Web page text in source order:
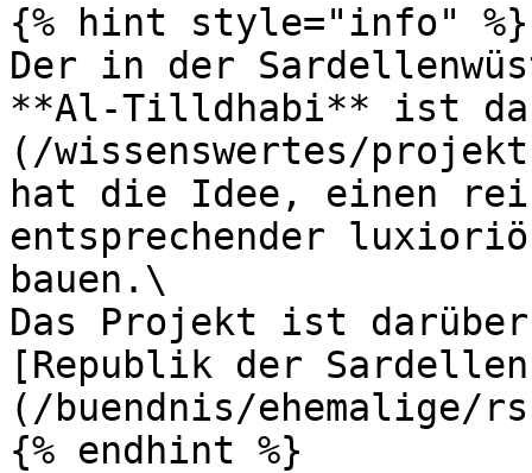
{% hint style="info" %}
Der in der
**Al-Tilldhabi** ist
(/wissenswertes/
hat die Idee, einen
entsprechender
bauen.\
Das Projekt ist
[Republik der
(/buendnis/ehemalige/
{% endhint %}